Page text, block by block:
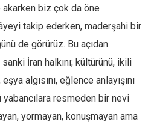
biz çok da öne
takip ederken, maderşahi bir
de görürüz. Bu açıdan
İran halkını; kültürünü, ikili
algısını, eğlence anlayışını
resmeden bir nevi
yormayan, konuşmayan ama